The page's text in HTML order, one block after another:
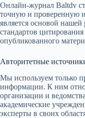
Онлайн-журнал Baltdv
точную и проверенную
является основой
стандартов
опубликованного
Авторитетные
Мы используем только
информации. К ним
организации и
академические
эксперты в своих